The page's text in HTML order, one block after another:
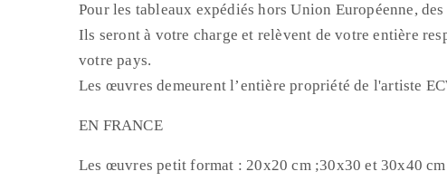
Pour les tableaux expédiés hors Union Européenne,
Ils seront à votre charge et relèvent de votre entière
votre pays.
Les œuvres demeurent l’entière propriété de l'artiste
EN FRANCE
Les œuvres petit format : 20x20 cm ;30x30 et 30x40